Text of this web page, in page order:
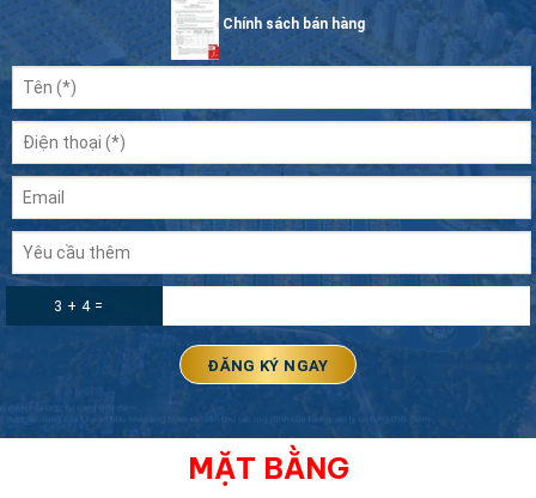
Chính sách bán hàng
3 + 4 =
MẶT BẰNG